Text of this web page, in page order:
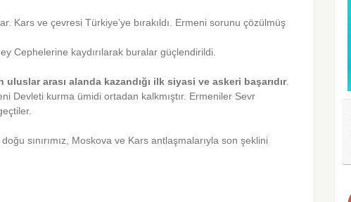
Kars ve çevresi Türkiye’ye bırakıldı. Ermeni sorunu çözülmüş
Cephelerine kaydırılarak buralar güçlendi­rildi.
uluslar arası alanda kazandığı ilk siyasi ve askeri başarıdır.
Devleti kurma ümidi ortadan kalkmıştır. Ermeniler Sevr
sınırımız, Moskova ve Kars antlaşmalarıyla son şeklini